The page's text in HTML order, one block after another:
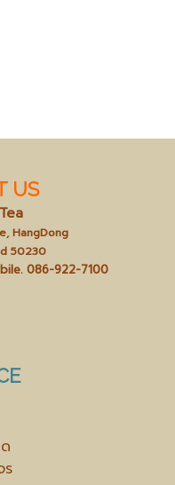
US
HangDong
50230
086-922-7100
ร